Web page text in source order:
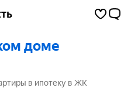
доме
в ипотеку в ЖК